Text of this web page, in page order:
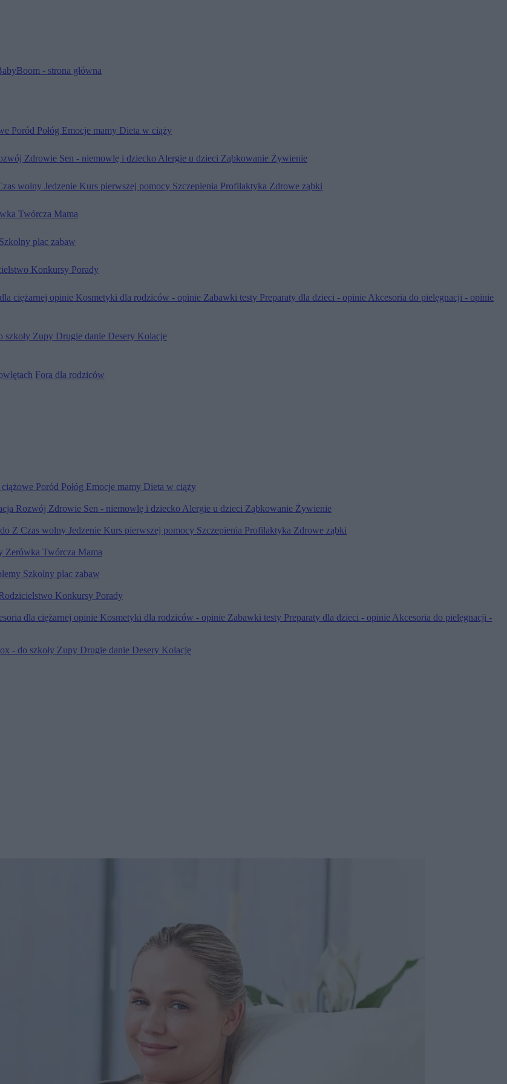
- strona główna
Poród Połóg Emocje mamy Dieta w ciąży
Zdrowie Sen - niemowlę i dziecko Alergie u dzieci Ząbkowanie Żywienie
wolny Jedzenie Kurs pierwszej pomocy Szczepienia Profilaktyka Zdrowe ząbki
Twórcza Mama
Szkolny plac zabaw
Konkursy Porady
ciężarnej opinie Kosmetyki dla rodziców - opinie Zabawki testy Preparaty dla dzieci - opinie Akcesoria do pielęgnacji - opinie
szkoły Zupy Drugie danie Desery Kolacje
Fora dla rodziców
Poród Połóg Emocje mamy Dieta w ciąży
Rozwój Zdrowie Sen - niemowlę i dziecko Alergie u dzieci Ząbkowanie Żywienie
Z Czas wolny Jedzenie Kurs pierwszej pomocy Szczepienia Profilaktyka Zdrowe ząbki
Zerówka Twórcza Mama
Szkolny plac zabaw
Konkursy Porady
dla ciężarnej opinie Kosmetyki dla rodziców - opinie Zabawki testy Preparaty dla dzieci - opinieAkcesoria do pielęgnacji -
- do szkoły Zupy Drugie danie Desery Kolacje